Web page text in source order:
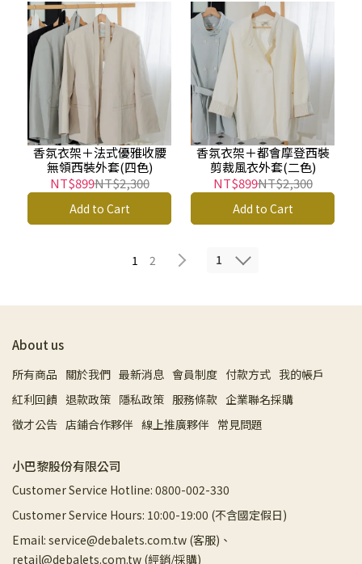
香氛衣架＋法式優雅收腰
無領西裝外套(四色)
NT$899NT$2,300
Add to Cart
香氛衣架＋都會摩登西裝
剪裁風衣外套(二色)
NT$899NT$2,300
Add to Cart
1 2 1
About us
所有商品 關於我們 最新消息 會員制度 付款方式 我的帳戶
紅利回饋 退款政策 隱私政策 服務條款 企業聯名採購
徵才公告 店鋪合作夥伴 線上推廣夥伴 常見問題
小巴黎股份有限公司
Customer Service Hotline: 0800-002-330
Customer Service Hours: 10:00-19:00 (不含國定假日)
Email: service@debalets.com.tw (客服)、
retail@debalets.com.tw (經銷/採購)